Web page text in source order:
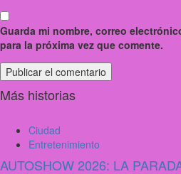
Guarda mi nombre, correo
para la próxima vez que comente.
Más historias
Ciudad
Entretenimiento
AUTOSHOW 2026: LA